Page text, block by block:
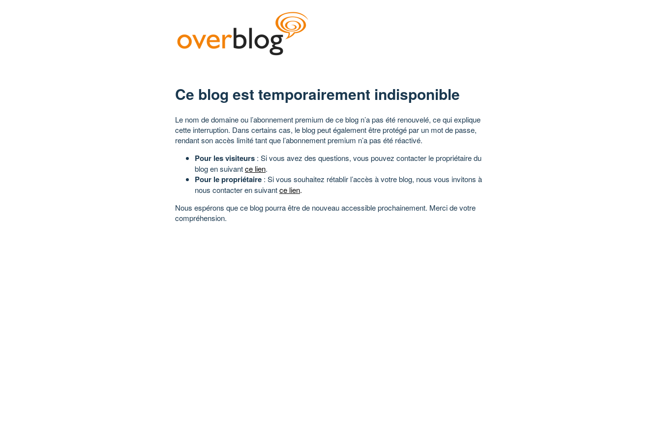
Ce blog est temporairement indisponible
Le nom de domaine ou l’abonnement premium de ce blog n’a pas été renouvelé, ce qui explique
cette interruption. Dans certains cas, le blog peut également être protégé par un mot de passe,
rendant son accès limité tant que l’abonnement premium n’a pas été réactivé.
Pour les visiteurs : Si vous avez des questions, vous pouvez contacter le propriétaire du
blog en suivantce lien.
Pour le propriétaire : Si vous souhaitez rétablir l’accès à votre blog, nous vous invitons à
nous contacter en suivantce lien.
Nous espérons que ce blog pourra être de nouveau accessible prochainement. Merci de votre
compréhension.